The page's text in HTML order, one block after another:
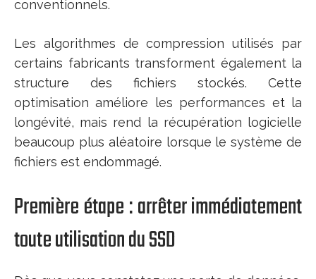
conventionnels.
Les algorithmes de compression utilisés par
certains fabricants transforment également la
structure des fichiers stockés. Cette
optimisation améliore les performances et la
longévité, mais rend la récupération logicielle
beaucoup plus aléatoire lorsque le système de
fichiers est endommagé.
Première étape : arrêter immédiatement
toute utilisation du SSD